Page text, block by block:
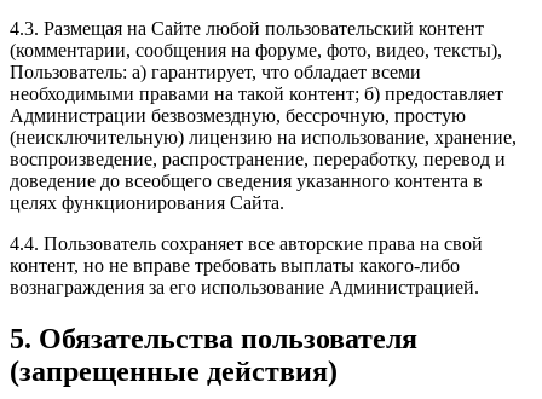
4.3. Размещая на Сайте любой пользовательский контент
(комментарии, сообщения на форуме, фото, видео, тексты),
Пользователь: а) гарантирует, что обладает всеми
необходимыми правами на такой контент; б) предоставляет
Администрации безвозмездную, бессрочную, простую
(неисключительную) лицензию на использование, хранение,
воспроизведение, распространение, переработку, перевод и
доведение до всеобщего сведения указанного контента в
целях функционирования Сайта.
4.4. Пользователь сохраняет все авторские права на свой
контент, но не вправе требовать выплаты какого-либо
вознаграждения за его использование Администрацией.
5. Обязательства пользователя
(запрещенные действия)